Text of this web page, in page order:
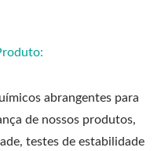
abrangentes para
de nossos produtos,
testes de estabilidade